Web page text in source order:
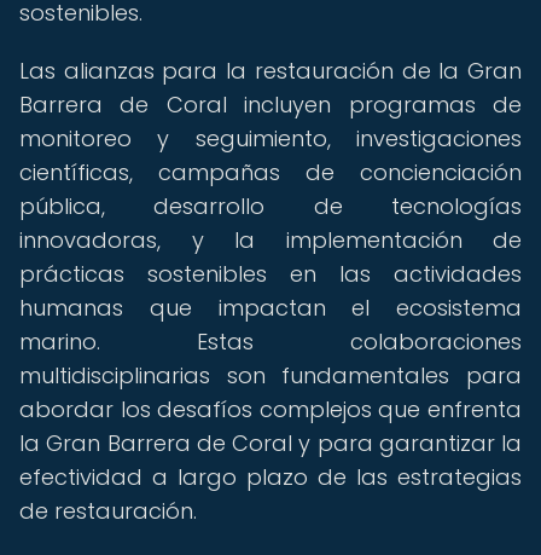
sostenibles.
Las alianzas para la restauración de la Gran
Barrera de Coral incluyen programas de
monitoreo y seguimiento, investigaciones
científicas, campañas de concienciación
pública, desarrollo de tecnologías
innovadoras, y la implementación de
prácticas sostenibles en las actividades
humanas que impactan el ecosistema
marino. Estas colaboraciones
multidisciplinarias son fundamentales para
abordar los desafíos complejos que enfrenta
la Gran Barrera de Coral y para garantizar la
efectividad a largo plazo de las estrategias
de restauración.